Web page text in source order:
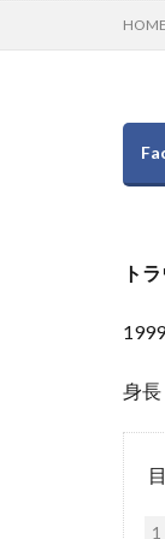
HOME
ト
身
1